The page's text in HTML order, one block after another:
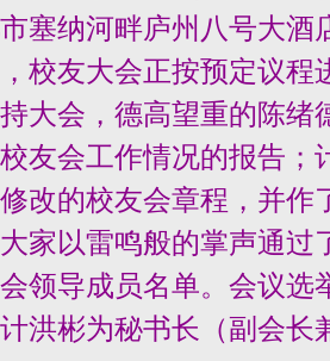
塞纳河畔庐州八号大酒
校友大会正按预定议程
大会，德高望重的陈绪
友会工作情况的报告；
改的校友会章程，并作
家以雷鸣般的掌声通过
领导成员名单。会议选
洪彬为秘书长（副会长